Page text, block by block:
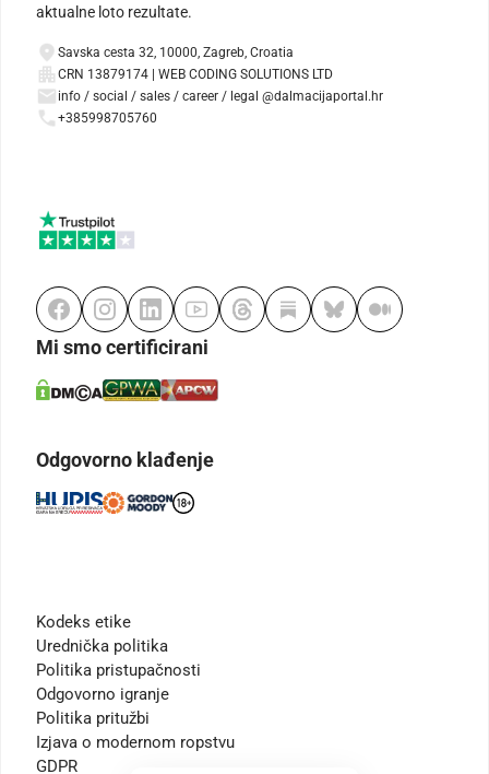
aktualne loto rezultate.
Savska cesta 32, 10000, Zagreb, Croatia
CRN 13879174 | WEB CODING SOLUTIONS LTD
info / social / sales / career / legal @dalmacijaportal.hr
+385998705760
Mi smo certificirani
Odgovorno klađenje
Kodeks etike
Urednička politika
Politika pristupačnosti
Odgovorno igranje
Politika pritužbi
Izjava o modernom ropstvu
GDPR